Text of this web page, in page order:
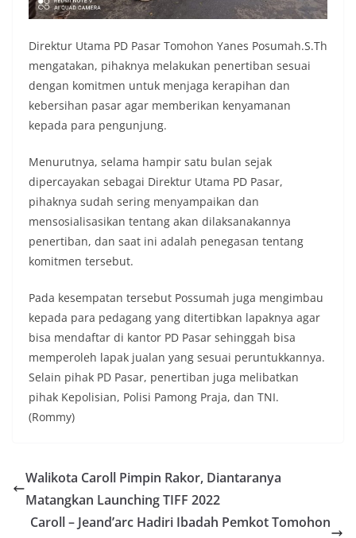
Direktur Utama PD Pasar Tomohon Yanes Posumah.S.Th
mengatakan, pihaknya melakukan penertiban sesuai
dengan komitmen untuk menjaga kerapihan dan
kebersihan pasar agar memberikan kenyamanan
kepada para pengunjung.
Menurutnya, selama hampir satu bulan sejak
dipercayakan sebagai Direktur Utama PD Pasar,
pihaknya sudah sering menyampaikan dan
mensosialisasikan tentang akan dilaksanakannya
penertiban, dan saat ini adalah penegasan tentang
komitmen tersebut.
Pada kesempatan tersebut Possumah juga mengimbau
kepada para pedagang yang ditertibkan lapaknya agar
bisa mendaftar di kantor PD Pasar sehinggah bisa
memperoleh lapak jualan yang sesuai peruntukkannya.
Selain pihak PD Pasar, penertiban juga melibatkan
pihak Kepolisian, Polisi Pamong Praja, dan TNI.
(Rommy)
Walikota Caroll Pimpin Rakor, Diantaranya
Matangkan Launching TIFF 2022
Caroll – Jeand’arc Hadiri Ibadah Pemkot Tomohon